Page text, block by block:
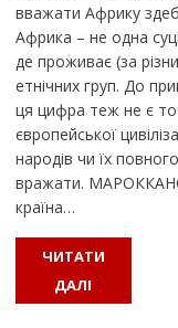
вважати Африку
Африка – не одна
де проживає (за
етнічних груп. До
ця цифра теж не є
європейської
народів чи їх
вражати.
країна…
ЧИТАТИ
ДАЛІ